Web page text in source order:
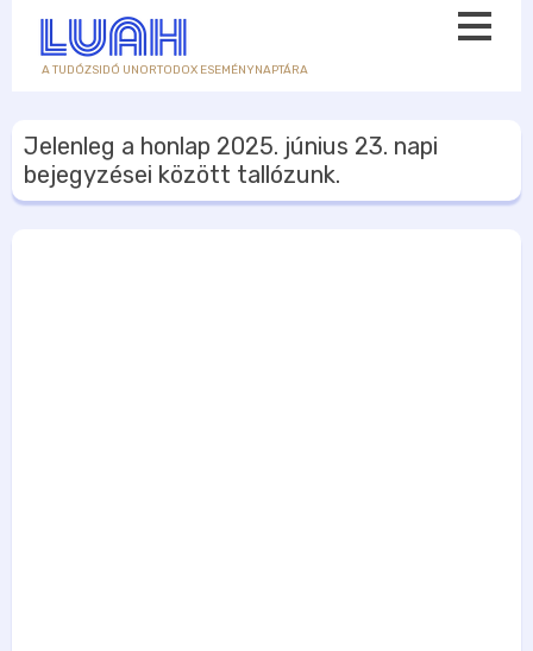
A TUDÓZSIDÓ UNORTODOX ESEMÉNYNAPTÁRA
Jelenleg a honlap 2025. június 23. napi
bejegyzései között tallózunk.